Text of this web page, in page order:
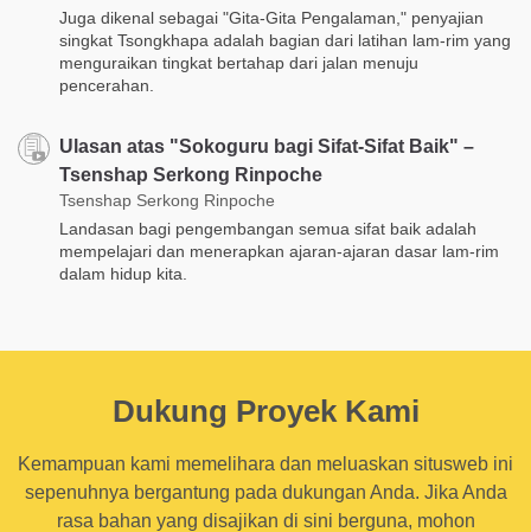
Juga dikenal sebagai "Gita-Gita Pengalaman," penyajian
singkat Tsongkhapa adalah bagian dari latihan lam-rim yang
menguraikan tingkat bertahap dari jalan menuju
pencerahan.
Ulasan atas "Sokoguru bagi Sifat-Sifat Baik" –
Tsenshap Serkong Rinpoche
Tsenshap Serkong Rinpoche
Landasan bagi pengembangan semua sifat baik adalah
mempelajari dan menerapkan ajaran-ajaran dasar lam-rim
dalam hidup kita.
Dukung Proyek Kami
Kemampuan kami memelihara dan meluaskan situsweb ini
sepenuhnya bergantung pada dukungan Anda. Jika Anda
rasa bahan yang disajikan di sini berguna, mohon